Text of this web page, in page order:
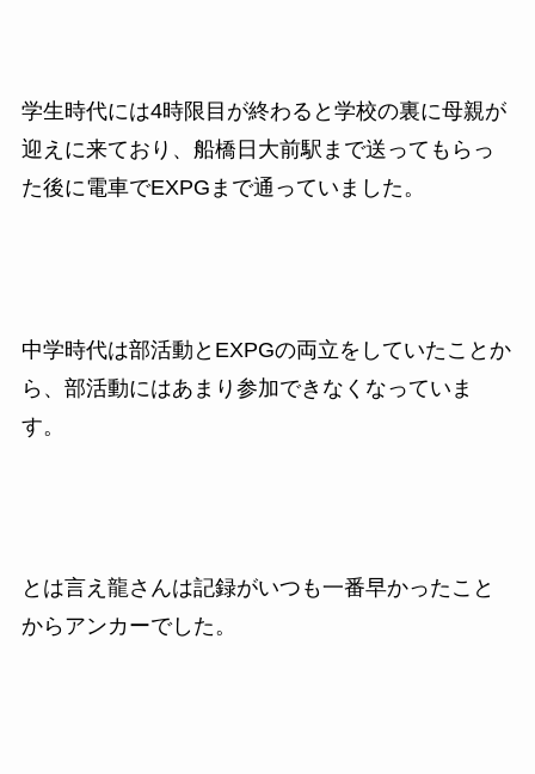
学生時代には4時限目が終わると学校の裏に母親が
迎えに来ており、船橋日大前駅まで送ってもらっ
た後に電車でEXPGまで通っていました。
中学時代は部活動とEXPGの両立をしていたことか
ら、部活動にはあまり参加できなくなっていま
す。
とは言え龍さんは記録がいつも一番早かったこと
からアンカーでした。